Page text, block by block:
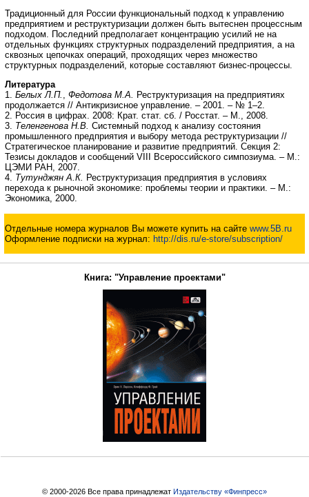
Традиционный для России функциональный подход к управлению
предприятием и реструктуризации должен быть вытеснен процессным
подходом. Последний предполагает концентрацию усилий не на
отдельных функциях структурных подразделений предприятия, а на
сквозных цепочках операций, проходящих через множество
структурных подразделений, которые составляют бизнес-процессы.
Литература
1. Белых Л.П. , Федотова М.А. Реструктуризация на предприятиях
продолжается // Антикризисное управление. – 2001. – № 1–2.
2. Россия в цифрах. 2008: Крат. стат. сб. / Росстат. – M., 2008.
3. Теленгенова Н.В. Системный подход к анализу состояния
промышленного предприятия и выбору метода реструктуризации //
Стратегическое планирование и развитие предприятий. Секция 2:
Тезисы докладов и сообщений VIII Всероссийского симпозиума. – М.:
ЦЭМИ РАН, 2007.
4. Тутунджян А.К. Реструктуризация предприятия в условиях
перехода к рыночной экономике: проблемы теории и практики. – М.:
Экономика, 2000.
Отдельные номера журналов Вы можете купить на сайте www.5B.ru
Оформление подписки на журнал: http://dis.ru/e-store/subscription/
Книга: "Управление проектами"
© 2000-2026 Все права принадлежат Издательству «Финпресс»